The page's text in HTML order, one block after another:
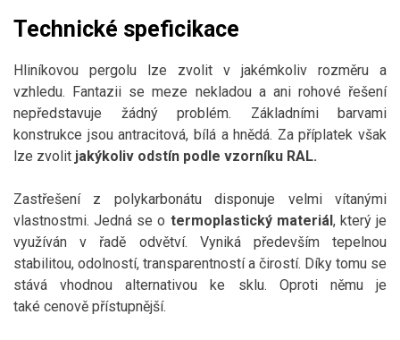
Technické speficikace
Hliníkovou pergolu lze zvolit v jakémkoliv rozměru a
vzhledu. Fantazii se meze nekladou a ani rohové řešení
nepředstavuje žádný problém. Základními barvami
konstrukce jsou antracitová, bílá a hnědá. Za příplatek však
lze zvolit jakýkoliv odstín podle vzorníku RAL.
Zastřešení z polykarbonátu disponuje velmi vítanými
vlastnostmi. Jedná se o termoplastický materiál, který je
využíván v řadě odvětví. Vyniká především tepelnou
stabilitou, odolností, transparentností a čirostí. Díky tomu se
stává vhodnou alternativou ke sklu. Oproti němu je
také cenově přístupnější.